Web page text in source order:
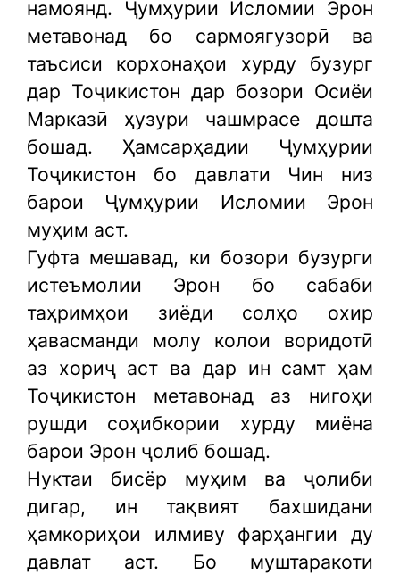
намоянд. Ҷумҳурии Исломии Эрон
метавонад бо сармоягузорӣ ва
таъсиси корхонаҳои хурду бузург
дар Тоҷикистон дар бозори Осиёи
Марказӣ ҳузури чашмрасе дошта
бошад. Ҳамсарҳадии Ҷумҳурии
Тоҷикистон бо давлати Чин низ
барои Ҷумҳурии Исломии Эрон
муҳим аст.
Гуфта мешавад, ки бозори бузурги
истеъмолии Эрон бо сабаби
таҳримҳои зиёди солҳо охир
ҳавасманди молу колои воридотӣ
аз хориҷ аст ва дар ин самт ҳам
Тоҷикистон метавонад аз нигоҳи
рушди соҳибкории хурду миёна
барои Эрон ҷолиб бошад.
Нуктаи бисёр муҳим ва ҷолиби
дигар, ин тақвият бахшидани
ҳамкориҳои илмиву фарҳангии ду
давлат аст. Бо муштаракоти